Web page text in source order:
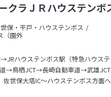
クラＪＲハウステンボ
保・平戸・ハウステンボス
（園外
ハウステンボス駅（特急ハウス
→鳥栖JCT→長崎自動車道→武雄
世保大塔IC～ハウステンボス方面